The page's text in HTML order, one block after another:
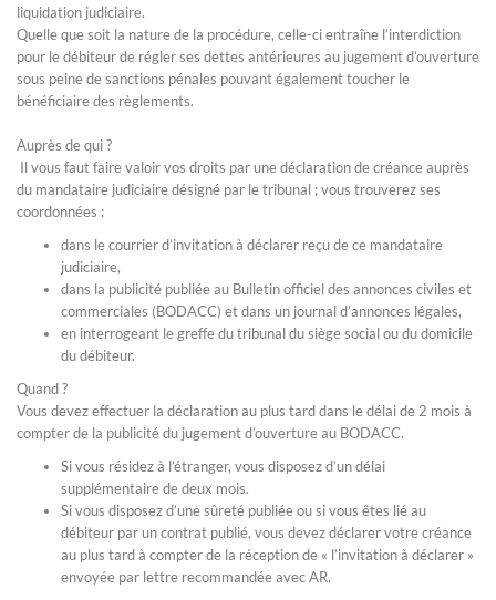
liquidation judiciaire.
Quelle que soit la nature de la procédure, celle-ci entraîne l’interdiction
pour le débiteur de régler ses dettes antérieures au jugement d’ouverture
sous peine de sanctions pénales pouvant également toucher le
bénéficiaire des règlements.
Auprès de qui ?
Il vous faut faire valoir vos droits par une déclaration de créance auprès
du mandataire judiciaire désigné par le tribunal ; vous trouverez ses
coordonnées :
dans le courrier d’invitation à déclarer reçu de ce mandataire
judiciaire,
dans la publicité publiée au Bulletin officiel des annonces civiles et
commerciales (BODACC) et dans un journal d’annonces légales,
en interrogeant le greffe du tribunal du siège social ou du domicile
du débiteur.
Quand ?
Vous devez effectuer la déclaration au plus tard dans le délai de 2 mois à
compter de la publicité du jugement d’ouverture au BODACC.
Si vous résidez à l’étranger, vous disposez d’un délai
supplémentaire de deux mois.
Si vous disposez d’une sûreté publiée ou si vous êtes lié au
débiteur par un contrat publié, vous devez déclarer votre créance
au plus tard à compter de la réception de « l’invitation à déclarer »
envoyée par lettre recommandée avec AR.